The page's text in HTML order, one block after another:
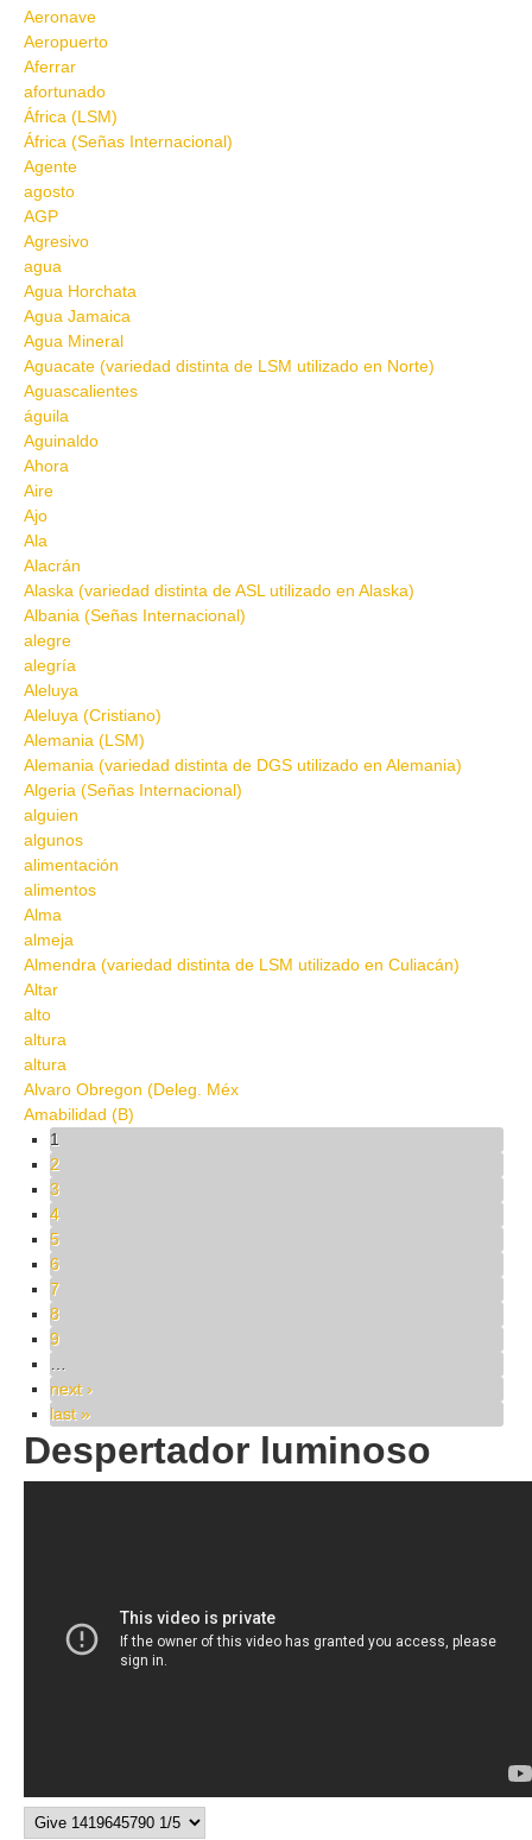
Aeronave
Aeropuerto
Aferrar
afortunado
África (LSM)
África (Señas Internacional)
Agente
agosto
AGP
Agresivo
agua
Agua Horchata
Agua Jamaica
Agua Mineral
Aguacate (variedad distinta de LSM utilizado en Norte)
Aguascalientes
águila
Aguinaldo
Ahora
Aire
Ajo
Ala
Alacrán
Alaska (variedad distinta de ASL utilizado en Alaska)
Albania (Señas Internacional)
alegre
alegría
Aleluya
Aleluya (Cristiano)
Alemania (LSM)
Alemania (variedad distinta de DGS utilizado en Alemania)
Algeria (Señas Internacional)
alguien
algunos
alimentación
alimentos
Alma
almeja
Almendra (variedad distinta de LSM utilizado en Culiacán)
Altar
alto
altura
altura
Alvaro Obregon (Deleg. Méx
Amabilidad (B)
Pages
1
2
3
4
5
6
7
8
9
next ›
last »
Despertador luminoso